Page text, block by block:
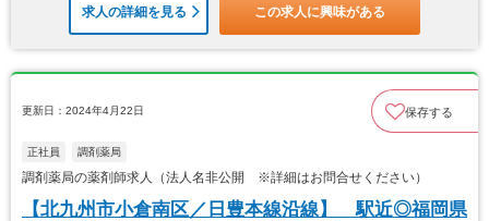
求人の詳細を見る この求人に興味がある
更新日：2024年4月22日 保存する
正社員 調剤薬局
調剤薬局の薬剤師求人（法人名非公開 ※詳細はお問合せください）
【北九州市小倉南区／日豊本線沿線】 駅近◎福岡県